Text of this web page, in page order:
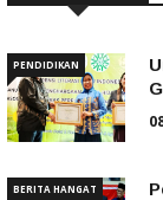
PENDIDIKAN
BERITA HANGAT